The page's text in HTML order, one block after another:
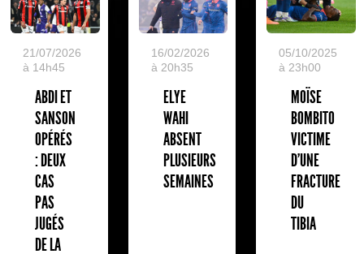
21/07/2026
à 14h45
ABDI ET
SANSON
OPÉRÉS
: DEUX
CAS
PAS
JUGÉS
DE LA
16/02/2026
à 20h35
ELYE
WAHI
ABSENT
PLUSIEURS
SEMAINES
05/10/2025
à 23h00
MOÏSE
BOMBITO
VICTIME
D'UNE
FRACTURE
DU
TIBIA